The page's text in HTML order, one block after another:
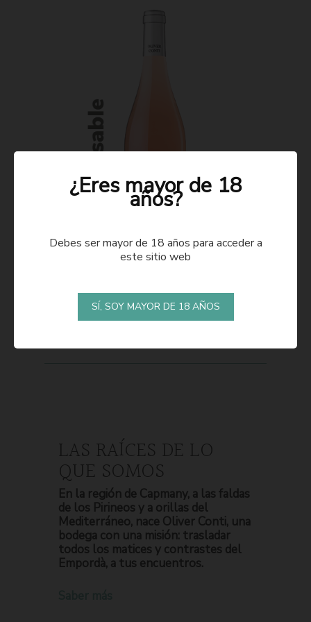
LAS RAÍCES DE LO
QUE SOMOS
En la región de Capmany, a las faldas
de los Pirineos y a orillas del
Mediterráneo, nace Oliver Conti, una
bodega con una misión: trasladar
todos los matices y contrastes del
Empordà, a tus encuentros.
¿Eres mayor de 18
años?
Debes ser mayor de 18 años para acceder a
este sitio web
SÍ, SOY MAYOR DE 18 AÑOS